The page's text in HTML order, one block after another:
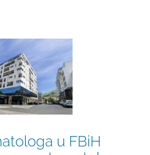
FBiH organizuje
9. kongres
stomatologa
BiH sa
učešćem
u FBiH